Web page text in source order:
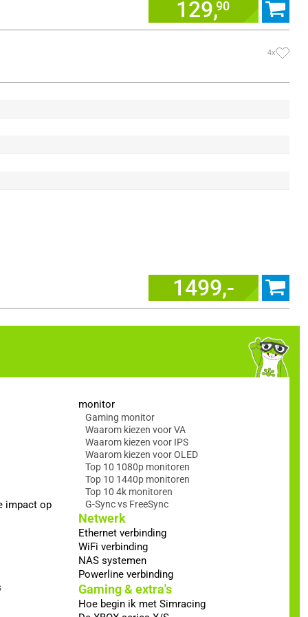
129,90
4x
1499,-
impact op
monitor
Gaming monitor
Waarom kiezen voor VA
Waarom kiezen voor IPS
Waarom kiezen voor OLED
Top 10 1080p monitoren
Top 10 1440p monitoren
Top 10 4k monitoren
G-Sync vs FreeSync
Netwerk
Ethernet verbinding
WiFi verbinding
NAS systemen
Powerline verbinding
Gaming & extra's
Hoe begin ik met Simracing